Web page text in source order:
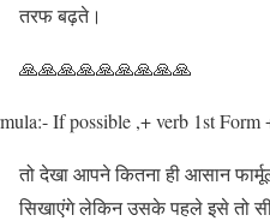
तरफ बढ़ते।
🙏🙏🙏🙏🙏🙏🙏🙏🙏
If possible ,+ verb 1st Form
तो देखा आपने कितना ही आसान
सिखाएंगे लेकिन उसके पहले इसे तो